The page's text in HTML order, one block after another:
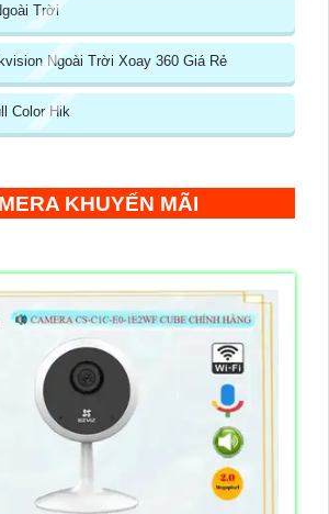
Trời
Ngoài Trời Xoay 360 Giá Rẻ
Color Hik
KHUYẾN MÃI